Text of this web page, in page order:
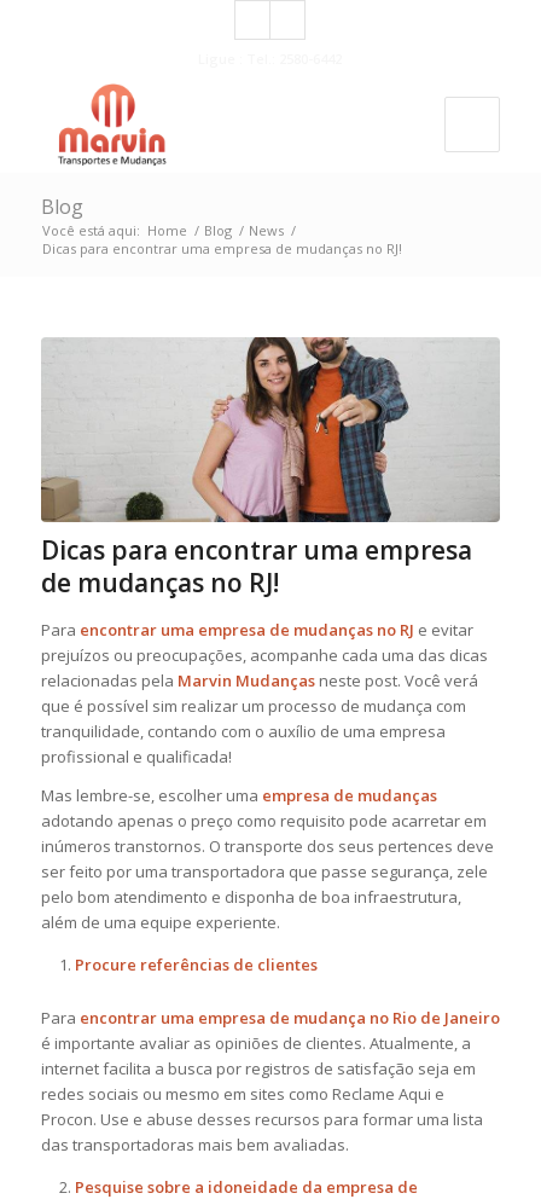
Blog
Você está aqui: Home / Blog / News /
Dicas para encontrar uma empresa de mudanças no RJ!
Dicas para encontrar uma empresa
de mudanças no RJ!
Para encontrar uma empresa de mudanças no RJ e evitar
prejuízos ou preocupações, acompanhe cada uma das dicas
relacionadas pela Marvin Mudanças neste post. Você verá
que é possível sim realizar um processo de mudança com
tranquilidade, contando com o auxílio de uma empresa
profissional e qualificada!
Mas lembre-se, escolher uma empresa de mudanças
adotando apenas o preço como requisito pode acarretar em
inúmeros transtornos. O transporte dos seus pertences deve
ser feito por uma transportadora que passe segurança, zele
pelo bom atendimento e disponha de boa infraestrutura,
além de uma equipe experiente.
Procure referências de clientes
Para encontrar uma empresa de mudança no Rio de Janeiro
é importante avaliar as opiniões de clientes. Atualmente, a
internet facilita a busca por registros de satisfação seja em
redes sociais ou mesmo em sites como Reclame Aqui e
Procon. Use e abuse desses recursos para formar uma lista
das transportadoras mais bem avaliadas.
Pesquise sobre a idoneidade da empresa de